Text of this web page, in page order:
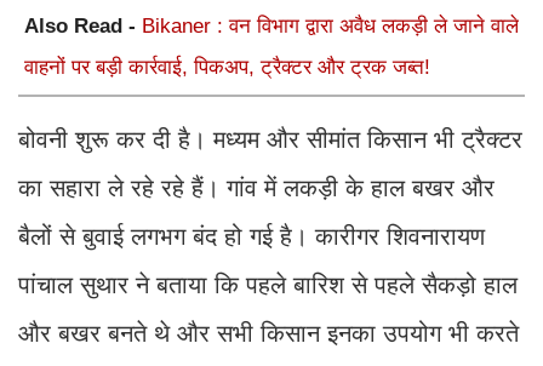
Also Read - Bikaner : वन विभाग द्वारा अवैध लकड़ी ले जाने वाले
वाहनों पर बड़ी कार्रवाई, पिकअप, ट्रैक्टर और ट्रक जब्त!
बोवनी शुरू कर दी है। मध्यम और सीमांत किसान भी ट्रैक्टर
का सहारा ले रहे रहे हैं। गांव में लकड़ी के हाल बखर और
बैलों से बुवाई लगभग बंद हो गई है। कारीगर शिवनारायण
पांचाल सुथार ने बताया कि पहले बारिश से पहले सैकड़ो हाल
और बखर बनते थे और सभी किसान इनका उपयोग भी करते